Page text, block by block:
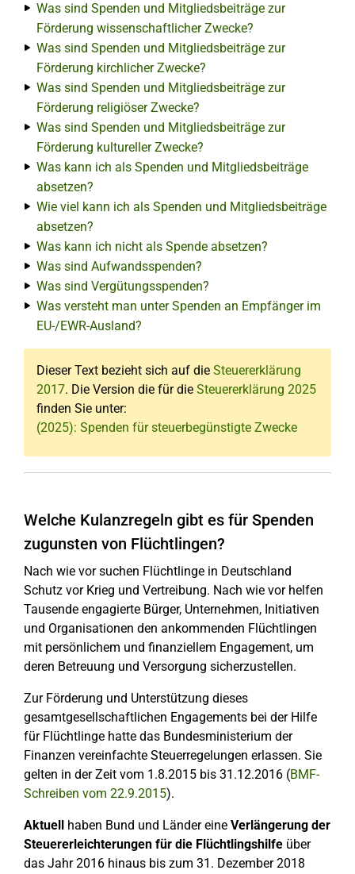
Was sind Spenden und Mitgliedsbeiträge zur
Förderung wissenschaftlicher Zwecke?
Was sind Spenden und Mitgliedsbeiträge zur
Förderung kirchlicher Zwecke?
Was sind Spenden und Mitgliedsbeiträge zur
Förderung religiöser Zwecke?
Was sind Spenden und Mitgliedsbeiträge zur
Förderung kultureller Zwecke?
Was kann ich als Spenden und Mitgliedsbeiträge
absetzen?
Wie viel kann ich als Spenden und Mitgliedsbeiträge
absetzen?
Was kann ich nicht als Spende absetzen?
Was sind Aufwandsspenden?
Was sind Vergütungsspenden?
Was versteht man unter Spenden an Empfänger im
EU-/EWR-Ausland?
Dieser Text bezieht sich auf die Steuererklärung
2017. Die Version die für die Steuererklärung 2025
finden Sie unter:
(2025): Spenden für steuerbegünstigte Zwecke
Welche Kulanzregeln gibt es für Spenden
zugunsten von Flüchtlingen?
Nach wie vor suchen Flüchtlinge in Deutschland
Schutz vor Krieg und Vertreibung. Nach wie vor helfen
Tausende engagierte Bürger, Unternehmen, Initiativen
und Organisationen den ankommenden Flüchtlingen
mit persönlichem und finanziellem Engagement, um
deren Betreuung und Versorgung sicherzustellen.
Zur Förderung und Unterstützung dieses
gesamtgesellschaftlichen Engagements bei der Hilfe
für Flüchtlinge hatte das Bundesministerium der
Finanzen vereinfachte Steuerregelungen erlassen. Sie
gelten in der Zeit vom 1.8.2015 bis 31.12.2016 (BMF-
Schreiben vom 22.9.2015).
Aktuell haben Bund und Länder eine Verlängerung der
Steuererleichterungen für die Flüchtlingshilfe über
das Jahr 2016 hinaus bis zum 31. Dezember 2018